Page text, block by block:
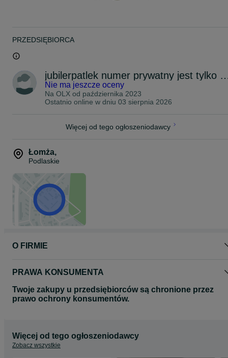
Proszę dzwonić w godzinach pracy sklepu 10-18: 86-216-75-16
W przypadku wiadomości sms: +48*******10
Możliwość złożenia zamówienia przez stronę jubilerpatlek.pl lub
przez wiadomość prywatną.
Dostępne opcję wysyłki: paczkomat inpost, inpost kurier, inpost
kurier za pobraniem
PRZEDSIĘBIORCA
jubilerpatlek numer
Nie ma jeszcze oceny
Na OLX od października 2023
Ostatnio online w dniu 03 sierpnia 2026
Więcej od tego ogłoszeniodawcy
Łomża,
Podlaskie
O FIRMIE
PRAWA KONSUMENTA
Twoje zakupy u przedsiębiorców są chronione przez
prawo ochrony konsumentów.
Więcej od tego ogłoszeniodawcy
Zobacz wszystkie